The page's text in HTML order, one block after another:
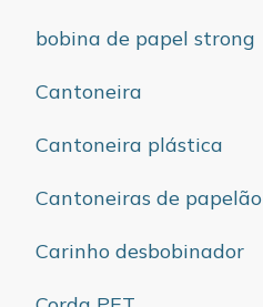
bobina de papel strong
Cantoneira
Cantoneira plástica
Cantoneiras de papelão
Carinho desbobinador